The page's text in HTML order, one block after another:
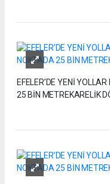
EFELER’DE YENİ
25 BİN METREKARELİK